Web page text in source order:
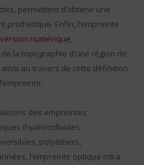
permettent d’obtenir une
prothétique. Enfin, l’empreinte
numérique,
la topographie d’une région de
au travers de cette définition
des empreintes
(hydrocolloïdes
polyéthers,
l’empreinte optique intra